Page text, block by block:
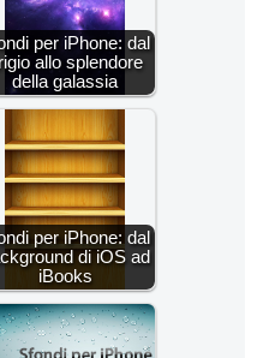
per iPhone: dal
allo splendore
della galassia
per iPhone: dal
di iOS ad
iBooks